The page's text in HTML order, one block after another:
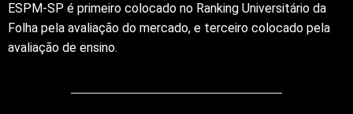
ESPM-SP é primeiro colocado no Ranking Universitário da
Folha pela avaliação do mercado, e terceiro colocado pela
avaliação de ensino.